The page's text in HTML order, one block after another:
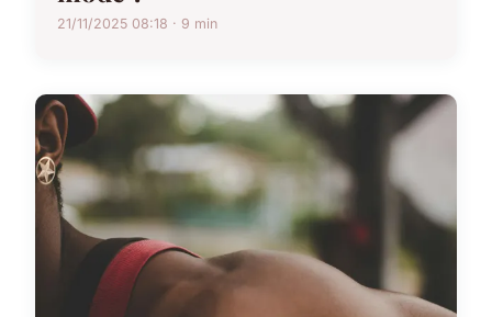
21/11/2025 08:18 · 9 min